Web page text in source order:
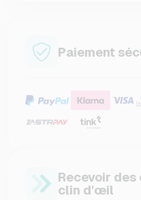
Paiement
Recevoir des
clin d'œil